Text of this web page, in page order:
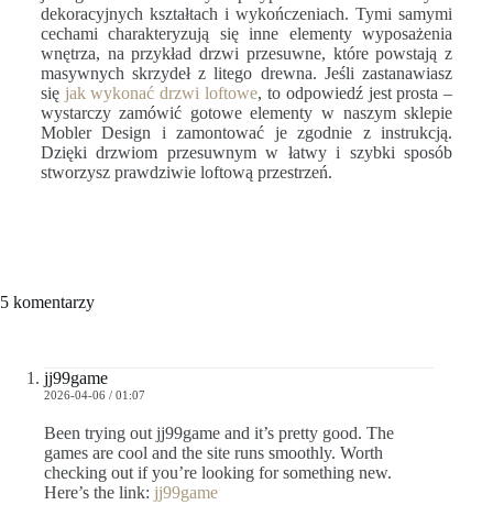
dekoracyjnych kształtach i wykończeniach. Tymi samymi
cechami charakteryzują się inne elementy wyposażenia
wnętrza, na przykład drzwi przesuwne, które powstają z
masywnych skrzydeł z litego drewna. Jeśli zastanawiasz
się jak wykonać drzwi loftowe, to odpowiedź jest prosta –
wystarczy zamówić gotowe elementy w naszym sklepie
Mobler Design i zamontować je zgodnie z instrukcją.
Dzięki drzwiom przesuwnym w łatwy i szybki sposób
stworzysz prawdziwie loftową przestrzeń.
5 komentarzy
jj99game
2026-04-06 / 01:07
Been trying out jj99game and it’s pretty good. The
games are cool and the site runs smoothly. Worth
checking out if you’re looking for something new.
Here’s the link: jj99game